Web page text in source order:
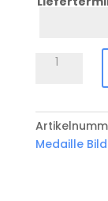
Medaille
X-
12
Menge
Medaille